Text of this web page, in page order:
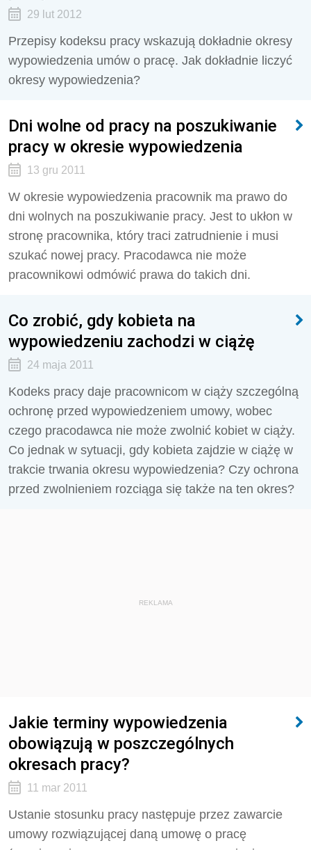
29 lut 2012
Przepisy kodeksu pracy wskazują dokładnie okresy
wypowiedzenia umów o pracę. Jak dokładnie liczyć
okresy wypowiedzenia?
Dni wolne od pracy na poszukiwanie
pracy w okresie wypowiedzenia
13 gru 2011
W okresie wypowiedzenia pracownik ma prawo do
dni wolnych na poszukiwanie pracy. Jest to ukłon w
stronę pracownika, który traci zatrudnienie i musi
szukać nowej pracy. Pracodawca nie może
pracownikowi odmówić prawa do takich dni.
Co zrobić, gdy kobieta na
wypowiedzeniu zachodzi w ciążę
24 maja 2011
Kodeks pracy daje pracownicom w ciąży szczególną
ochronę przed wypowiedzeniem umowy, wobec
czego pracodawca nie może zwolnić kobiet w ciąży.
Co jednak w sytuacji, gdy kobieta zajdzie w ciążę w
trakcie trwania okresu wypowiedzenia? Czy ochrona
przed zwolnieniem rozciąga się także na ten okres?
REKLAMA
Jakie terminy wypowiedzenia
obowiązują w poszczególnych
okresach pracy?
11 mar 2011
Ustanie stosunku pracy następuje przez zawarcie
umowy rozwiązującej daną umowę o pracę